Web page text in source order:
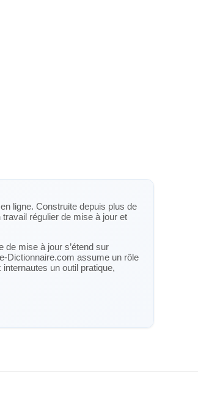
ligne. Construite depuis plus de
travail régulier de mise à jour et
de mise à jour s’étend sur
Dictionnaire.com assume un rôle
un outil pratique,